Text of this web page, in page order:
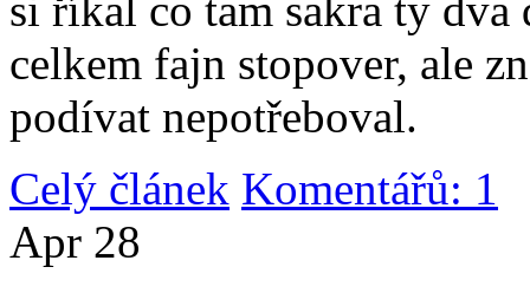
celkem fajn stopover, ale
podívat nepotřeboval.
Celý článek Komentářů: 1
Apr 28